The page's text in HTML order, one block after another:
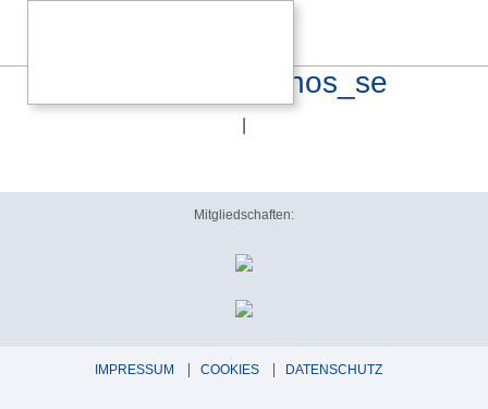
hifitest_goldring_ethos_se
Mitgliedschaften:
IMPRESSUM COOKIES DATENSCHUTZ